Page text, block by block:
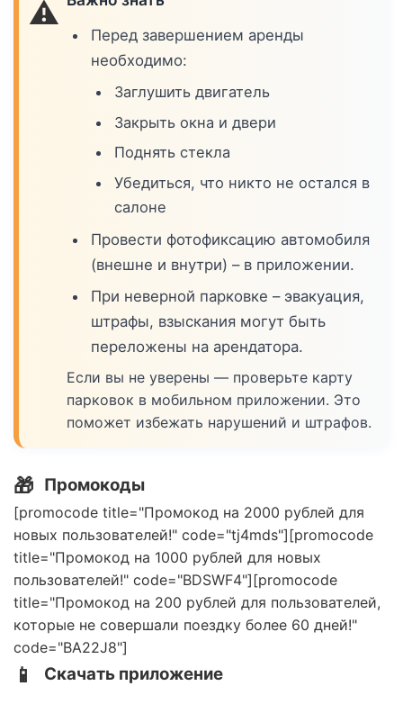
⚠️
Перед завершением аренды
необходимо:
Заглушить двигатель
Закрыть окна и двери
Поднять стекла
Убедиться, что никто не остался в
салоне
Провести фотофиксацию автомобиля
(внешне и внутри) – в приложении.
При неверной парковке – эвакуация,
штрафы, взыскания могут быть
переложены на арендатора.
Если вы не уверены — проверьте карту
парковок в мобильном приложении. Это
поможет избежать нарушений и штрафов.
🎁 Промокоды
[promocode title="Промокод на 2000 рублей для
новых пользователей!" code="tj4mds"][promocode
title="Промокод на 1000 рублей для новых
пользователей!" code="BDSWF4"][promocode
title="Промокод на 200 рублей для пользователей,
которые не совершали поездку более 60 дней!"
code="BA22J8"]
📱 Скачать приложение